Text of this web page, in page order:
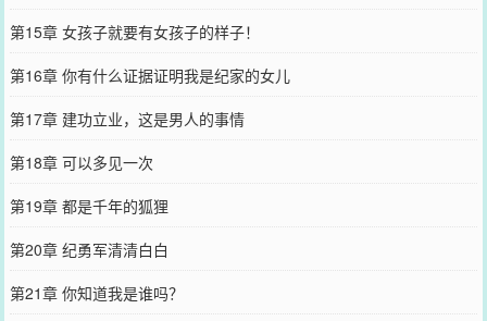
第15章 女孩子就要有女孩子的样子！
第16章 你有什么证据证明我是纪家的女儿
第17章 建功立业，这是男人的事情
第18章 可以多见一次
第19章 都是千年的狐狸
第20章 纪勇军清清白白
第21章 你知道我是谁吗？